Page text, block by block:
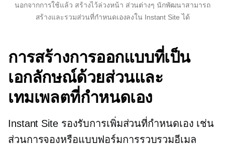
นอกจากการใช้แล้ว สร้างไว้ล่วงหน้า ส่วนต่างๆ นักพัฒนาสามารถ
สร้างและรวมส่วนที่กำหนดเองลงใน Instant Site ได้
การสร้างการออกแบบที่เป็น
เอกลักษณ์ด้วยส่วนและ
เทมเพลตที่กำหนดเอง
Instant Site รองรับการเพิ่มส่วนที่กำหนดเอง เช่น
ส่วนการจองหรือแบบฟอร์มการรวบรวมอีเมล